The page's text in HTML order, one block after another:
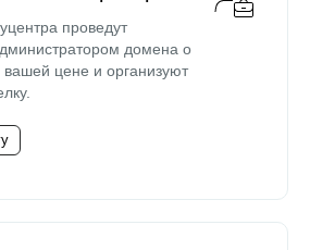
проведут
домена о
цене и организуют